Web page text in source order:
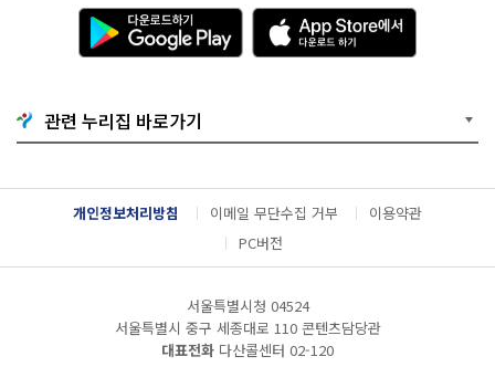
다
운
로
기
G
o
g
l
e
l
A
p
p
e
서
다
운
드
관련 누리집 바로가기
개인정보처리방침 이메일 무단수집 거부
이용약관
PC버전
서울특별시청 04524
서울특별시 중구 세종대로 110 콘텐츠담당관
대표전화 다산콜센터 02-120